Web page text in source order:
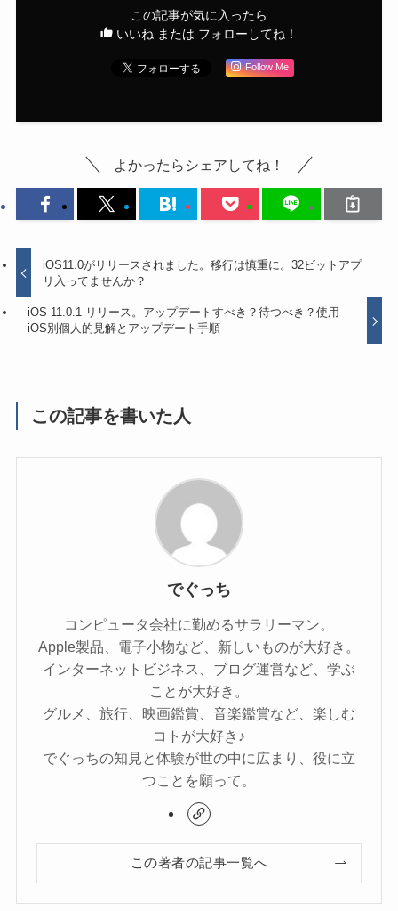
この記事が気に入ったら
いいね または フォローしてね！
Follow Me
よかったらシェアしてね！
iOS11.0がリリースされました。移行は慎重に。32ビットアプ
リ入ってませんか？
iOS 11.0.1 リリース。アップデートすべき？待つべき？使用
iOS別個人的見解とアップデート手順
この記事を書いた人
でぐっち
コンピュータ会社に勤めるサラリーマン。
Apple製品、電子小物など、新しいものが大好き。
インターネットビジネス、ブログ運営など、学ぶ
ことが大好き。
グルメ、旅行、映画鑑賞、音楽鑑賞など、楽しむ
コトが大好き♪
でぐっちの知見と体験が世の中に広まり、役に立
つことを願って。
この著者の記事一覧へ